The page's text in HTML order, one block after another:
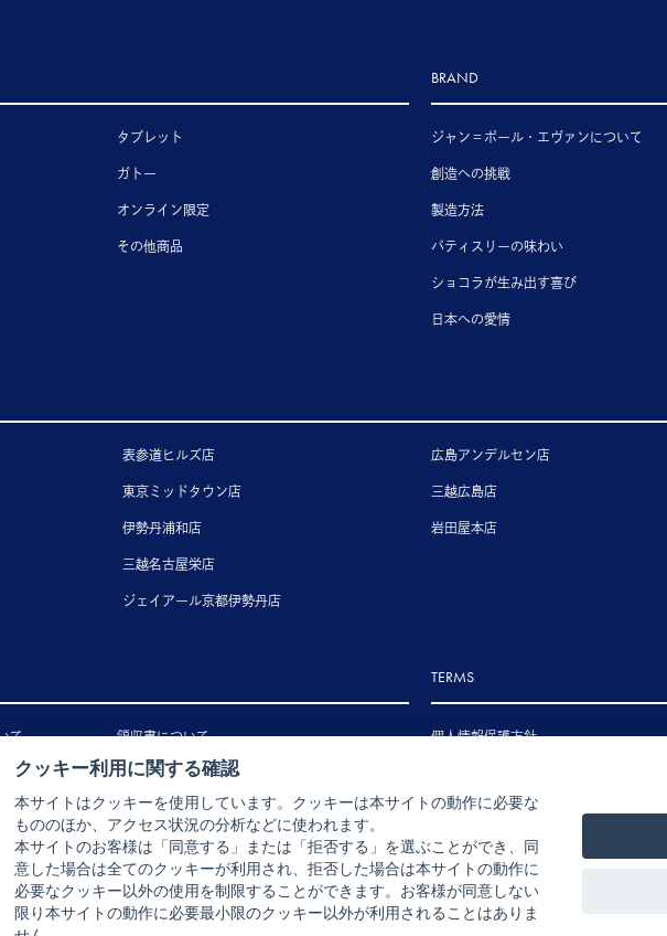
タブレット
ガトー
オンライン限定
その他商品
BRAND
ジャン＝ポール・エヴァンについて
創造への挑戦
製造方法
パティスリーの味わい
ショコラが生み出す喜び
日本への愛情
表参道ヒルズ店
東京ミッドタウン店
伊勢丹浦和店
三越名古屋栄店
ジェイアール京都伊勢丹店
広島アンデルセン店
三越広島店
岩田屋本店
て 領収書について
送料について
配送について
キャンセル・返品・交換について
TERMS
個人情報保護方針
クッキー利用に関する確認
本サイトはクッキーを使用しています。クッキーは本サイトの動作に必要な
もののほか、アクセス状況の分析などに使われます。
本サイトのお客様は「同意する」または「拒否する」を選ぶことができ、同
意した場合は全てのクッキーが利用され、拒否した場合は本サイトの動作に
必要なクッキー以外の使用を制限することができます。お客様が同意しない
限り本サイトの動作に必要最小限のクッキー以外が利用されることはありま